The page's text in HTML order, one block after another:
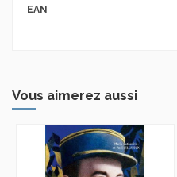
EAN
Vous aimerez aussi